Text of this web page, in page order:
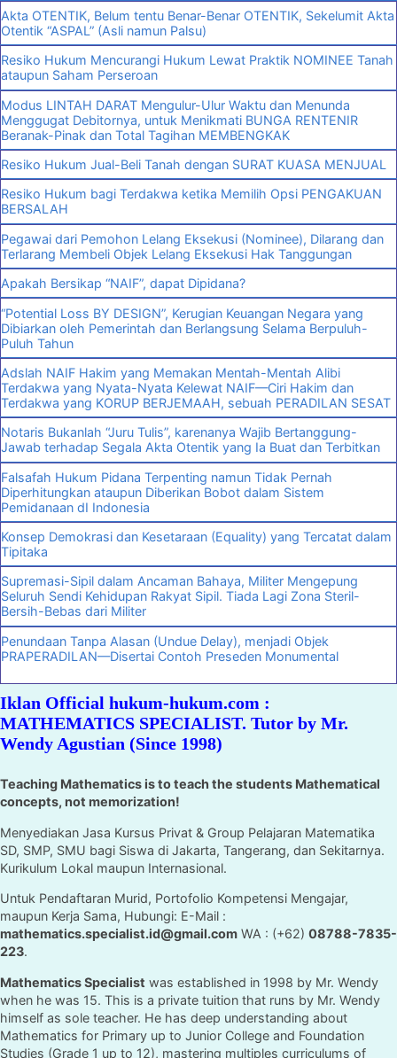
Akta OTENTIK, Belum tentu Benar-Benar OTENTIK, Sekelumit Akta
Otentik “ASPAL” (Asli namun Palsu)
Resiko Hukum Mencurangi Hukum Lewat Praktik NOMINEE Tanah
ataupun Saham Perseroan
Modus LINTAH DARAT Mengulur-Ulur Waktu dan Menunda
Menggugat Debitornya, untuk Menikmati BUNGA RENTENIR
Beranak-Pinak dan Total Tagihan MEMBENGKAK
Resiko Hukum Jual-Beli Tanah dengan SURAT KUASA MENJUAL
Resiko Hukum bagi Terdakwa ketika Memilih Opsi PENGAKUAN
BERSALAH
Pegawai dari Pemohon Lelang Eksekusi (Nominee), Dilarang dan
Terlarang Membeli Objek Lelang Eksekusi Hak Tanggungan
Apakah Bersikap “NAIF”, dapat Dipidana?
“Potential Loss BY DESIGN”, Kerugian Keuangan Negara yang
Dibiarkan oleh Pemerintah dan Berlangsung Selama Berpuluh-
Puluh Tahun
Adslah NAIF Hakim yang Memakan Mentah-Mentah Alibi
Terdakwa yang Nyata-Nyata Kelewat NAIF—Ciri Hakim dan
Terdakwa yang KORUP BERJEMAAH, sebuah PERADILAN SESAT
Notaris Bukanlah “Juru Tulis”, karenanya Wajib Bertanggung-
Jawab terhadap Segala Akta Otentik yang Ia Buat dan Terbitkan
Falsafah Hukum Pidana Terpenting namun Tidak Pernah
Diperhitungkan ataupun Diberikan Bobot dalam Sistem
Pemidanaan dI Indonesia
Konsep Demokrasi dan Kesetaraan (Equality) yang Tercatat dalam
Tipitaka
Supremasi-Sipil dalam Ancaman Bahaya, Militer Mengepung
Seluruh Sendi Kehidupan Rakyat Sipil. Tiada Lagi Zona Steril-
Bersih-Bebas dari Militer
Penundaan Tanpa Alasan (Undue Delay), menjadi Objek
PRAPERADILAN—Disertai Contoh Preseden Monumental
Iklan Official hukum-hukum.com :
MATHEMATICS SPECIALIST. Tutor by Mr.
Wendy Agustian (Since 1998)
Teaching Mathematics is to teach the students Mathematical
concepts, not memorization!
Menyediakan Jasa Kursus Privat & Group Pelajaran Matematika
SD, SMP, SMU bagi Siswa di Jakarta, Tangerang, dan Sekitarnya.
Kurikulum Lokal maupun Internasional.
Untuk Pendaftaran Murid, Portofolio Kompetensi Mengajar,
maupun Kerja Sama, Hubungi: E-Mail :
mathematics.specialist.id@gmail.com WA : (+62) 08788-7835-
223.
Mathematics Specialist was established in 1998 by Mr. Wendy
when he was 15. This is a private tuition that runs by Mr. Wendy
himself as sole teacher. He has deep understanding about
Mathematics for Primary up to Junior College and Foundation
Studies (Grade 1 up to 12), mastering multiples curriculums of